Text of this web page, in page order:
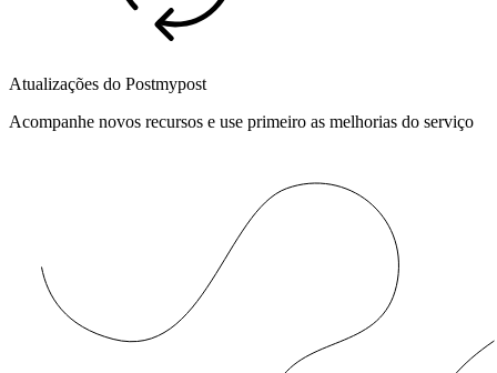
Atualizações do Postmypost
Acompanhe novos recursos e use primeiro as melhorias do serviço